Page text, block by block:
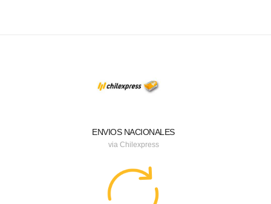
ENVIOS NACIONALES
via Chilexpress